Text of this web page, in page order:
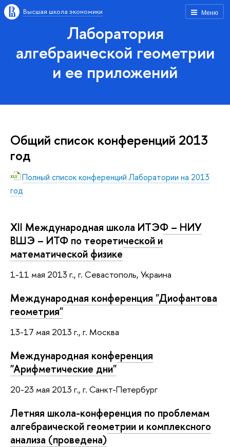
Меню
Высшая школа экономики
Лаборатория
алгебраической геометрии
и ее приложений
Общий список конференций 2013
год
Полный список конференций Лаборатории на 2013
год
XII Международная школа ИТЭФ – НИУ
ВШЭ – ИТФ по теоретической и
математической физике
1-11 мая 2013 г., г. Севастополь, Украина
Международная конференция "Диофантова
геометрия"
13-17 мая 2013 г., г. Москва
Международная конференция
"Арифметические дни"
20-23 мая 2013 г., г. Санкт-Петербург
Летняя школа-конференция по проблемам
алгебраической геометрии и комплексного
анализа (проведена)